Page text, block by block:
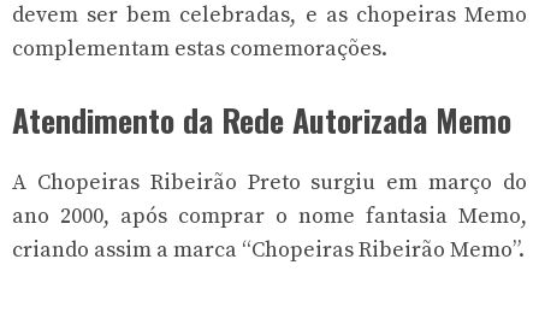
devem ser bem celebradas, e as chopeiras Memo
complementam estas comemorações.
Atendimento da Rede Autorizada Memo
A Chopeiras Ribeirão Preto surgiu em março do
ano 2000, após comprar o nome fantasia Memo,
criando assim a marca “Chopeiras Ribeirão Memo”.